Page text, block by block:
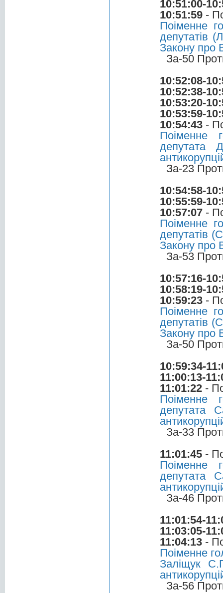
10:51:00-
10:51:59 -
Поіменне
депутатів
Закону про
За-50
10:52:08-
10:52:38-
10:53:20-
10:53:59-
10:54:43 -
Поіменне
депутата
За-23
10:54:58-
10:55:59-
10:57:07 -
Поіменне
депутатів
Закону про
За-53
10:57:16-
10:58:19-
10:59:23 -
Поіменне
депутатів
Закону про
За-50
10:59:34-
11:00:13-
11:01:22 -
Поіменне
депутата
За-33
11:01:45 -
Поіменне
депутата
За-46
11:01:54-
11:03:05-
11:04:13 -
Поіменне
Заліщук
За-56